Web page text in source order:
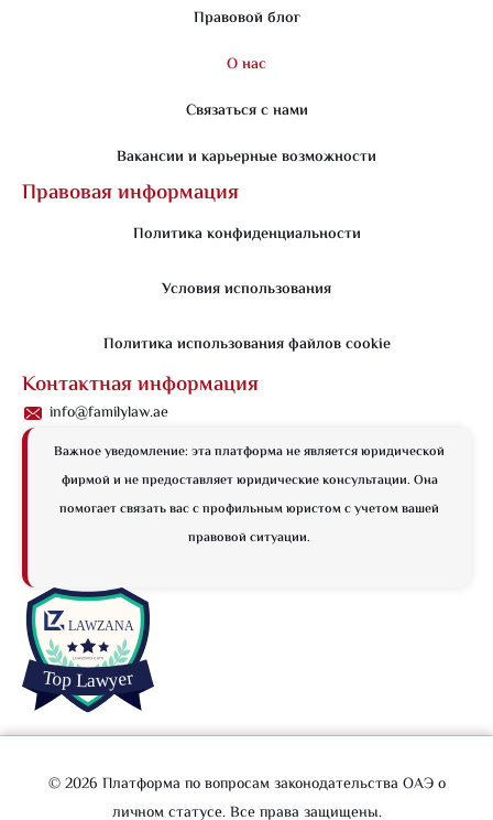
Правовой блог
О нас
Связаться с нами
Вакансии и карьерные возможности
Правовая информация
Политика конфиденциальности
Условия использования
Политика использования файлов cookie
Контактная информация
info@familylaw.ae
Важное уведомление: эта платформа не является юридической
фирмой и не предоставляет юридические консультации. Она
помогает связать вас с профильным юристом с учетом вашей
правовой ситуации.
© 2026 Платформа по вопросам законодательства ОАЭ о
личном статусе. Все права защищены.